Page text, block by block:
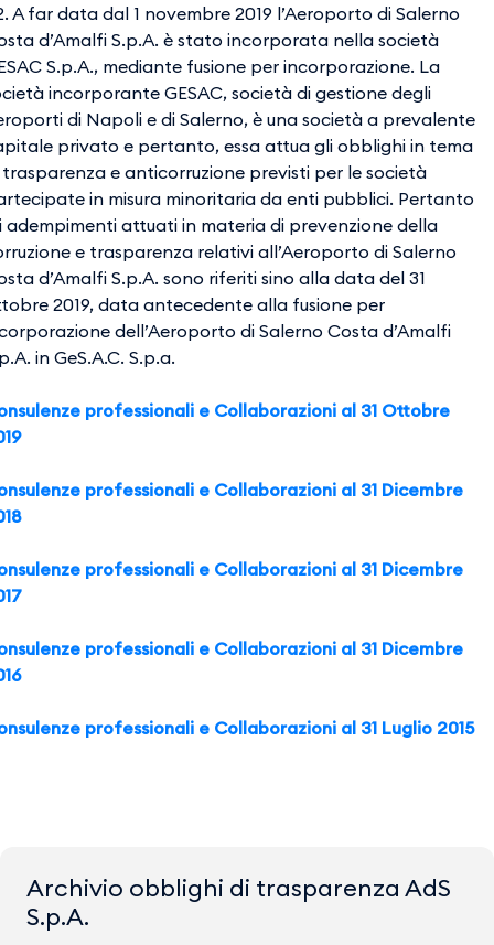
A far data dal 1 novembre 2019 l’Aeroporto di Salerno
d’Amalfi S.p.A. è stato incorporata nella società
S.p.A., mediante fusione per incorporazione. La
incorporante GESAC, società di gestione degli
di Napoli e di Salerno, è una società a prevalente
privato e pertanto, essa attua gli obblighi in tema
e anticorruzione previsti per le società
in misura minoritaria da enti pubblici. Pertanto
adempimenti attuati in materia di prevenzione della
e trasparenza relativi all’Aeroporto di Salerno
d’Amalfi S.p.A. sono riferiti sino alla data del 31
2019, data antecedente alla fusione per
dell’Aeroporto di Salerno Costa d’Amalfi
in GeS.A.C. S.p.a.
professionali e Collaborazioni al 31 Ottobre
professionali e Collaborazioni al 31 Dicembre
professionali e Collaborazioni al 31 Dicembre
professionali e Collaborazioni al 31 Dicembre
professionali e Collaborazioni al 31 Luglio 2015
Archivio obblighi di trasparenza AdS
S.p.A.